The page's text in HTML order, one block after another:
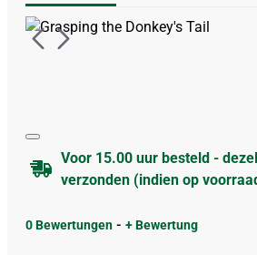
Voor 15.00 uur besteld -
verzonden (indien op
0 Bewertungen - + Bewertung